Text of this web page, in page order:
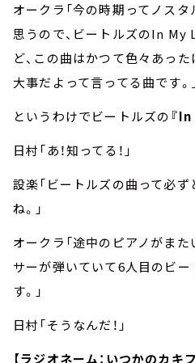
オークラ「今の時期ってノス
思うので、ビートルズのIn My
ど、この曲はかつて色々あっ
大事だよって言ってる曲です。
というわけでビートルズの 『
日村「あ！知ってる！」
設楽「ビートルズの曲って必
ね。」
オークラ「途中のピアノがま
サーが弾いていて6人目のビ
す。」
日村「そうなんだ！」
【ラジオネーム：いつかのカキ